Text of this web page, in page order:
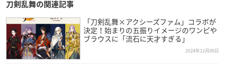
刀剣乱舞の関連記事
「刀剣乱舞×アクシーズファム」コラボが
決定！始まりの五振りイメージのワンピや
ブラウスに「流石に天才すぎる」
2024年12月09日